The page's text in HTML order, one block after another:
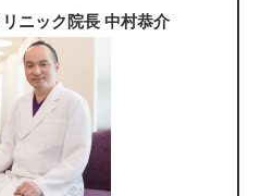
ニック院長 中村恭介